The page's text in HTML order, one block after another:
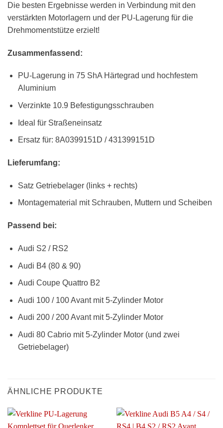
Die besten Ergebnisse werden in Verbindung mit den
verstärkten Motorlagern und der PU-Lagerung für die
Drehmomentstütze erzielt!
Zusammenfassend:
PU-Lagerung in 75 ShA Härtegrad und hochfestem
Aluminium
Verzinkte 10.9 Befestigungsschrauben
Ideal für Straßeneinsatz
Ersatz für: 8A0399151D / 431399151D
Lieferumfang:
Satz Getriebelager (links + rechts)
Montagematerial mit Schrauben, Muttern und Scheiben
Passend bei:
Audi S2 / RS2
Audi B4 (80 & 90)
Audi Coupe Quattro B2
Audi 100 / 100 Avant mit 5-Zylinder Motor
Audi 200 / 200 Avant mit 5-Zylinder Motor
Audi 80 Cabrio mit 5-Zylinder Motor (und zwei
Getriebelager)
ÄHNLICHE PRODUKTE